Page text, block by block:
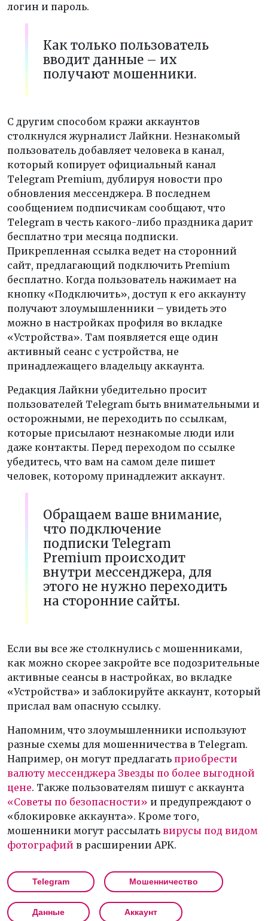
логин и пароль.
Как только пользователь
вводит данные – их
получают мошенники.
С другим способом кражи аккаунтов
столкнулся журналист Лайкни. Незнакомый
пользователь добавляет человека в канал,
который копирует официальный канал
Telegram Premium, дублируя новости про
обновления мессенджера. В последнем
сообщением подписчикам сообщают, что
Telegram в честь какого-либо праздника дарит
бесплатно три месяца подписки.
Прикрепленная ссылка ведет на сторонний
сайт, предлагающий подключить Premium
бесплатно. Когда пользователь нажимает на
кнопку «Подключить», доступ к его аккаунту
получают злоумышленники – увидеть это
можно в настройках профиля во вкладке
«Устройства». Там появляется еще один
активный сеанс с устройства, не
принадлежащего владельцу аккаунта.
Редакция Лайкни убедительно просит
пользователей Telegram быть внимательными и
осторожными, не переходить по ссылкам,
которые присылают незнакомые люди или
даже контакты. Перед переходом по ссылке
убедитесь, что вам на самом деле пишет
человек, которому принадлежит аккаунт.
Обращаем ваше внимание,
что подключение
подписки Telegram
Premium происходит
внутри мессенджера, для
этого не нужно переходить
на сторонние сайты.
Если вы все же столкнулись с мошенниками,
как можно скорее закройте все подозрительные
активные сеансы в настройках, во вкладке
«Устройства» и заблокируйте аккаунт, который
прислал вам опасную ссылку.
Напомним, что злоумышленники используют
разные схемы для мошенничества в Telegram.
Например, он могут предлагать приобрести
валюту мессенджера Звезды по более выгодной
цене. Также пользователям пишут с аккаунта
«Советы по безопасности» и предупреждают о
«блокировке аккаунта». Кроме того,
мошенники могут рассылать вирусы под видом
фотографий в расширении APK.
Telegram Мошенничество
Данные Аккаунт